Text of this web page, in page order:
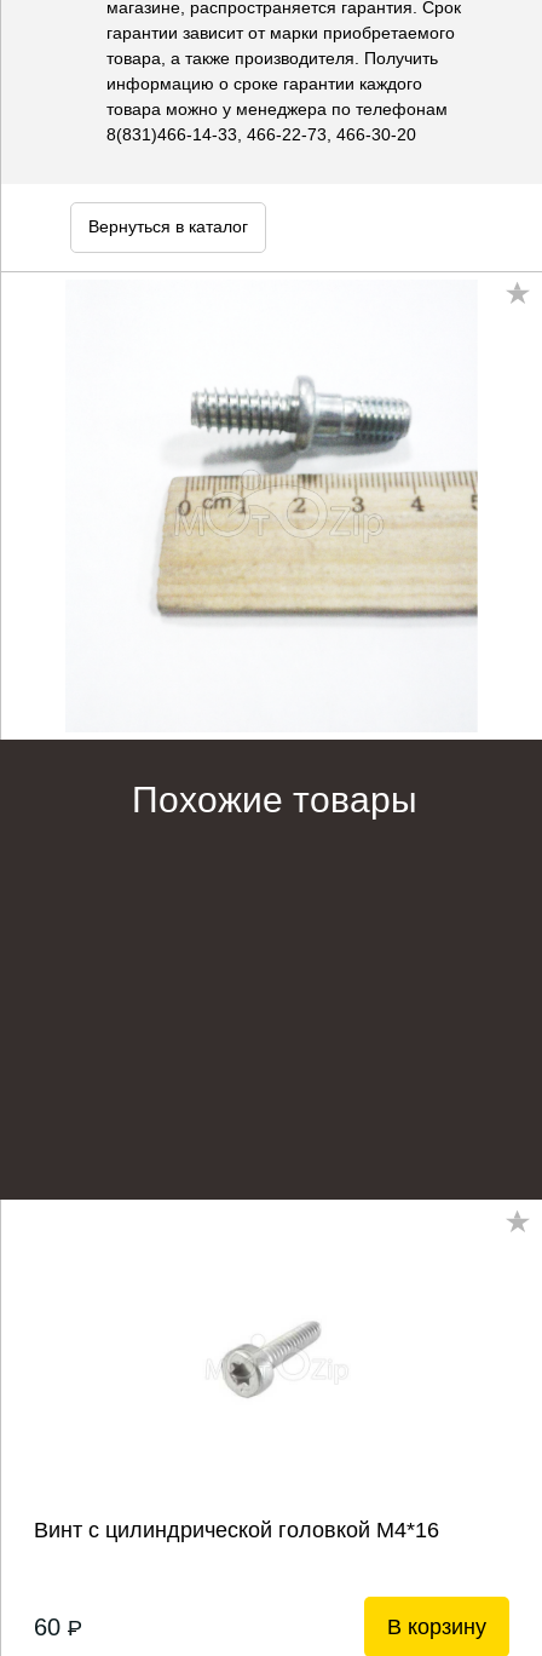
магазине, распространяется гарантия. Срок
гарантии зависит от марки приобретаемого
товара, а также производителя. Получить
информацию о сроке гарантии каждого
товара можно у менеджера по телефонам
8(831)466-14-33, 466-22-73, 466-30-20
Вернуться в каталог
Похожие товары
Винт с цилиндрической головкой М4*16
60 P В корзину